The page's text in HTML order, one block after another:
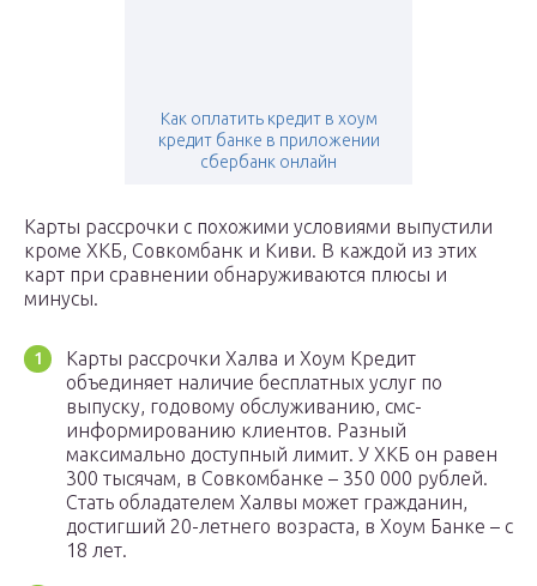
Как оплатить кредит в хоум
кредит банке в приложении
сбербанк онлайн
Карты рассрочки с похожими условиями выпустили
кроме ХКБ, Совкомбанк и Киви. В каждой из этих
карт при сравнении обнаруживаются плюсы и
минусы.
Карты рассрочки Халва и Хоум Кредит
объединяет наличие бесплатных услуг по
выпуску, годовому обслуживанию, смс-
информированию клиентов. Разный
максимально доступный лимит. У ХКБ он равен
300 тысячам, в Совкомбанке – 350 000 рублей.
Стать обладателем Халвы может гражданин,
достигший 20-летнего возраста, в Хоум Банке – с
18 лет.